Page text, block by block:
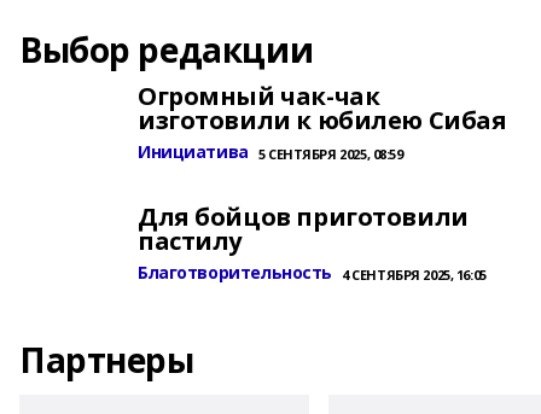
Выбор редакции
Огромный чак-чак
изготовили к юбилею Сибая
Инициатива 5 СЕНТЯБРЯ 2025, 08:59
Для бойцов приготовили
пастилу
Благотворительность 4 СЕНТЯБРЯ 2025, 16:05
Партнеры